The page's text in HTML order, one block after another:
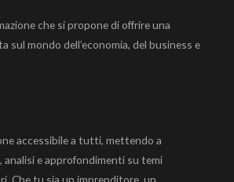
che si propone di offrire una
sul mondo dell’economia, del business e
accessibile a tutti, mettendo a
analisi e approfondimenti su temi